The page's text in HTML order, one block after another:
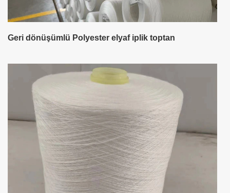
Geri dönüşümlü Polyester elyaf iplik toptan